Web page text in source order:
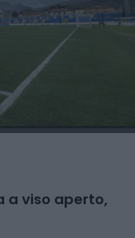
a viso aperto,